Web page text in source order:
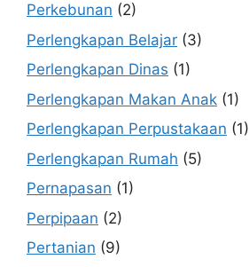
Perkebunan (2)
Perlengkapan Belajar (3)
Perlengkapan Dinas (1)
Perlengkapan Makan Anak (1)
Perlengkapan Perpustakaan (1)
Perlengkapan Rumah (5)
Pernapasan (1)
Perpipaan (2)
Pertanian (9)